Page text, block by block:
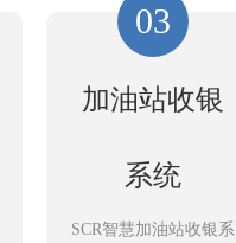
03
加油站收银
系统
SCR智慧加油站收银系